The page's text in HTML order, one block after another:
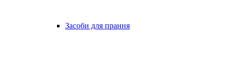
Засоби для прання